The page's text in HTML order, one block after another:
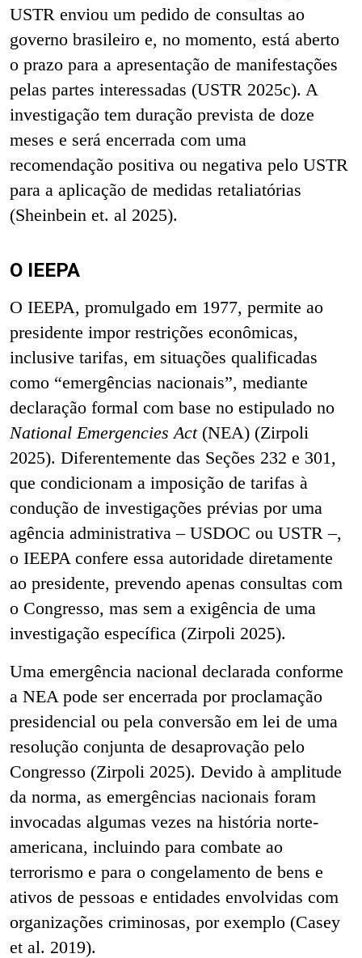
USTR enviou um pedido de consultas ao
governo brasileiro e, no momento, está aberto
o prazo para a apresentação de manifestações
pelas partes interessadas (USTR 2025c). A
investigação tem duração prevista de doze
meses e será encerrada com uma
recomendação positiva ou negativa pelo USTR
para a aplicação de medidas retaliatórias
(Sheinbein et. al 2025).
O IEEPA
O IEEPA, promulgado em 1977, permite ao
presidente impor restrições econômicas,
inclusive tarifas, em situações qualificadas
como “emergências nacionais”, mediante
declaração formal com base no estipulado no
National Emergencies Act(NEA) (Zirpoli
2025). Diferentemente das Seções 232 e 301,
que condicionam a imposição de tarifas à
condução de investigações prévias por uma
agência administrativa–USDOC ou USTR–,
o IEEPA confere essa autoridade diretamente
ao presidente, prevendo apenas consultas com
o Congresso, mas sem a exigência de uma
investigação específica (Zirpoli 2025).
Uma emergência nacional declarada conforme
a NEA pode ser encerrada por proclamação
presidencial ou pela conversão em lei de uma
resolução conjunta de desaprovação pelo
Congresso (Zirpoli 2025). Devido à amplitude
da norma, as emergências nacionais foram
invocadas algumas vezes na história norte-
americana, incluindo para combate ao
terrorismo e para o congelamento de bens e
ativos de pessoas e entidades envolvidas com
organizações criminosas, por exemplo (Casey
et al. 2019).